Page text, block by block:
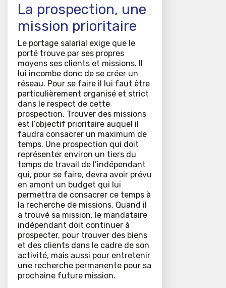
La prospection, une
mission prioritaire
Le portage salarial exige que le
porté trouve par ses propres
moyens ses clients et missions. Il
lui incombe donc de se créer un
réseau. Pour se faire il lui faut être
particulièrement organisé et strict
dans le respect de cette
prospection. Trouver des missions
est l’objectif prioritaire auquel il
faudra consacrer un maximum de
temps. Une prospection qui doit
représenter environ un tiers du
temps de travail de l’indépendant
qui, pour se faire, devra avoir prévu
en amont un budget qui lui
permettra de consacrer ce temps à
la recherche de missions. Quand il
a trouvé sa mission, le mandataire
indépendant doit continuer à
prospecter, pour trouver des biens
et des clients dans le cadre de son
activité, mais aussi pour entretenir
une recherche permanente pour sa
prochaine future mission.